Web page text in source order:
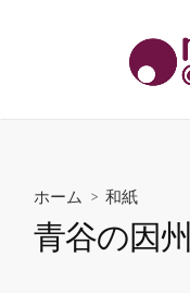
ツ
ホーム > 和紙
青谷の因